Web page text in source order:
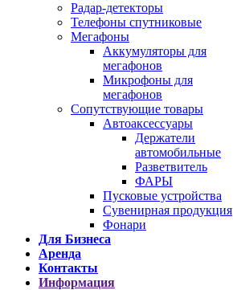
Радар-детекторы
Телефоны спутниковые
Мегафоны
Аккумуляторы для
мегафонов
Микрофоны для
мегафонов
Сопутствующие товары
Автоаксессуары
Держатели
автомобильные
Разветвитель
ФАРЫ
Пусковые устройства
Сувенирная продукция
Фонари
Для Бизнеса
Аренда
Контакты
Информация